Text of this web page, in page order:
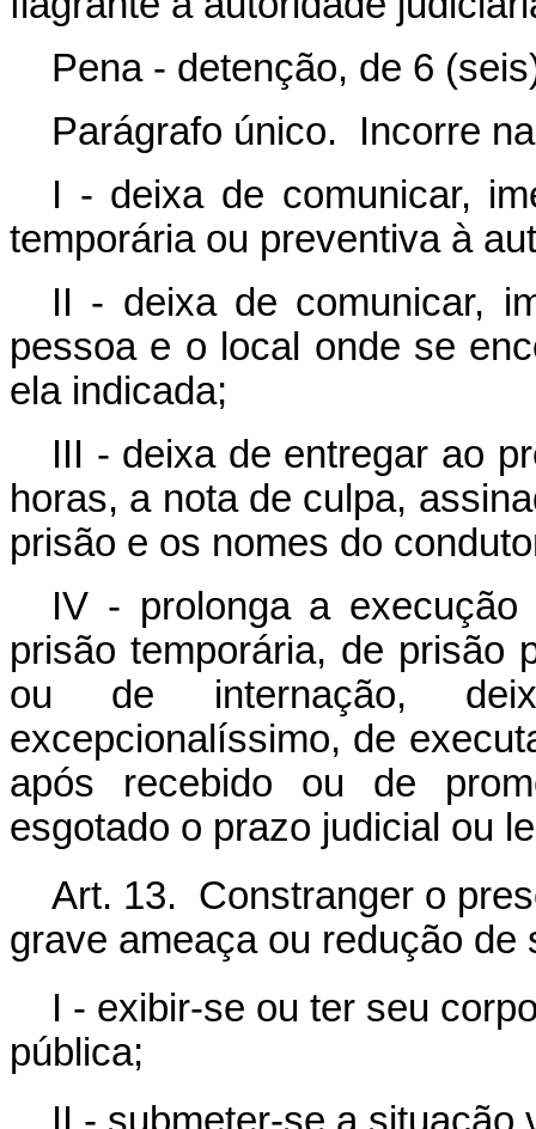
Pena - detenção, de 6
Parágrafo único. Incorre
I - deixa de comunicar,
temporária ou preventiva à
II - deixa de comunicar,
pessoa e o local onde se
ela indicada;
III - deixa de entregar ao
horas, a nota de culpa,
prisão e os nomes do
IV - prolonga a
prisão temporária, de prisão
ou de internação,
excepcionalíssimo, de
após recebido ou de
esgotado o prazo judicial ou
Art. 13. Constranger o
grave ameaça ou redução
I - exibir-se ou ter seu
pública;